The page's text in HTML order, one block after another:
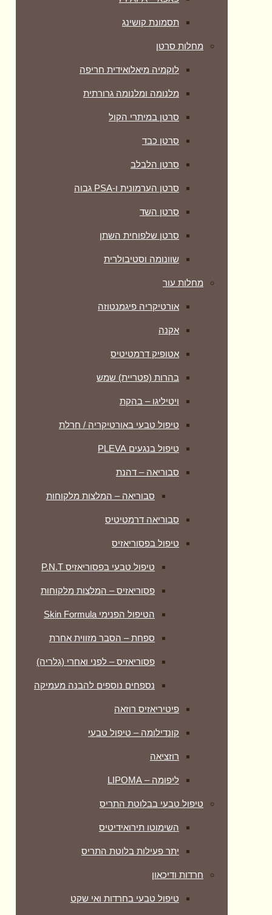
תסמונת קושינג
מחלות סרטן
לוקמיה מיאלואידית חריפה
מלנומה ומלנומה גרורתית
סרטן במיתרי הקול
סרטן כבד
סרטן הלבלב
סרטן הערמונית ו-PSA גבוה
סרטן השד
סרטן שלפוחית השתן
שוונומה וסטיבולרית
מחלות עור
אורטיקריה פיגמנטוזה
אקנה
אטופיק דרמטיטיס
בהרות (פטריית) שמש
ויטיליגו – בהקת
טיפול טבעי באורטיקריה / חרלת
טיפול בנגעים PLEVA
סבוריאה – דהנת
סבוריאה – המלצות מלקוחות
סבוריאה דרמטיטיס
טיפול בפסוריאזיס
טיפול טבעי בפסוריאזיס P.N.T
פסוריאזיס – המלצות מלקוחות
הטיפול הפנימי Skin Formula
ספחת – הסבר מזווית אחרת
פסוריאזיס – לפני ואחרי (גלריה)
נספחים נוספים להבנה מעמיקה
פיטיריאזיס רוזאה
קונדילומה – טיפול טבעי
רוזציאה
ליפומה – LIPOMA
טיפול טבעי בבלוטת התריס
השימוטו תירואידיטיס
יתר פעילות בלוטת התריס
חרדות ודיכאון
טיפול טבעי בחרדות ואי שקט